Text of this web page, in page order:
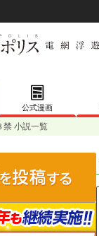
公式漫画
禁 小説一覧